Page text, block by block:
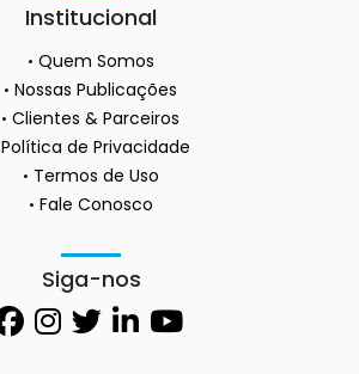
Institucional
Quem Somos
Nossas Publicações
Clientes & Parceiros
Política de Privacidade
Termos de Uso
Fale Conosco
Siga-nos